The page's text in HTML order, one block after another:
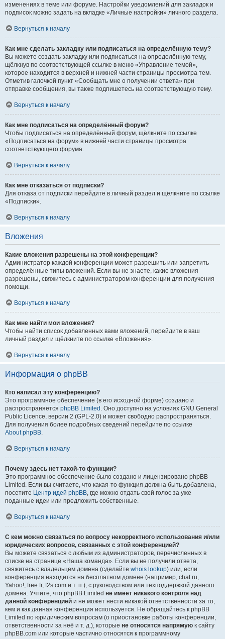
изменениях в теме или форуме. Настройки уведомлений для закладок и
подписок можно задать на вкладке «Личные настройки» личного раздела.
Вернуться к началу
Как мне сделать закладку или подписаться на определённую тему?
Вы можете создать закладку или подписаться на определённую тему,
щёлкнув по соответствующей ссылке в меню «Управление темой»,
которое находится в верхней и нижней части страницы просмотра тем.
Отметив галочкой пункт «Сообщать мне о получении ответа» при
отправке сообщения, вы также подпишетесь на соответствующую тему.
Вернуться к началу
Как мне подписаться на определённый форум?
Чтобы подписаться на определённый форум, щёлкните по ссылке
«Подписаться на форум» в нижней части страницы просмотра
соответствующего форума.
Вернуться к началу
Как мне отказаться от подписки?
Для отказа от подписки перейдите в личный раздел и щёлкните по ссылке
«Подписки».
Вернуться к началу
Вложения
Какие вложения разрешены на этой конференции?
Администратор каждой конференции может разрешить или запретить
определённые типы вложений. Если вы не знаете, какие вложения
разрешены, свяжитесь с администратором конференции для получения
помощи.
Вернуться к началу
Как мне найти мои вложения?
Чтобы найти список добавленных вами вложений, перейдите в ваш
личный раздел и щёлкните по ссылке «Вложения».
Вернуться к началу
Информация о phpBB
Кто написал эту конференцию?
Это программное обеспечение (в его исходной форме) создано и
распространяется phpBB Limited . Оно доступно на условиях GNU General
Public Licence, версии 2 (GPL-2.0) и может свободно распространяться.
Для получения более подробных сведений перейдите по ссылке
About phpBB
Вернуться к началу
Почему здесь нет такой-то функции?
Это программное обеспечение было создано и лицензировано phpBB
Limited. Если вы считаете, что какая-то функция должна быть добавлена,
посетите Центр идей phpBB , где можно отдать свой голос за уже
поданные идеи или предложить собственные.
Вернуться к началу
С кем можно связаться по вопросу некорректного использования и/или
юридических вопросов, связанных с этой конференцией?
Вы можете связаться с любым из администраторов, перечисленных в
списке на странице «Наша команда». Если вы не получили ответа,
свяжитесь с владельцем домена (сделайте whois lookup) или, если
конференция находится на бесплатном домене (например, chat.ru,
Yahoo!, free.fr, f2s.com и т. п.), с руководством или техподдержкой данного
домена. Учтите, что phpBB Limited не имеет никакого контроля над
данной конференцией и не может нести никакой ответственности за то,
кем и как данная конференция используется. Не обращайтесь к phpBB
Limited по юридическим вопросам (о приостановке работы конференции,
ответственности за неё и т. д.), которые не относятся напрямую к сайту
phpBB.com или которые частично относятся к программному